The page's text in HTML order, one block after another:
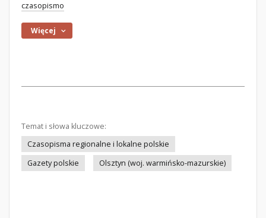
czasopismo
Więcej
Temat i słowa kluczowe:
Czasopisma regionalne i lokalne polskie
Gazety polskie
Olsztyn (woj. warmińsko-mazurskie)